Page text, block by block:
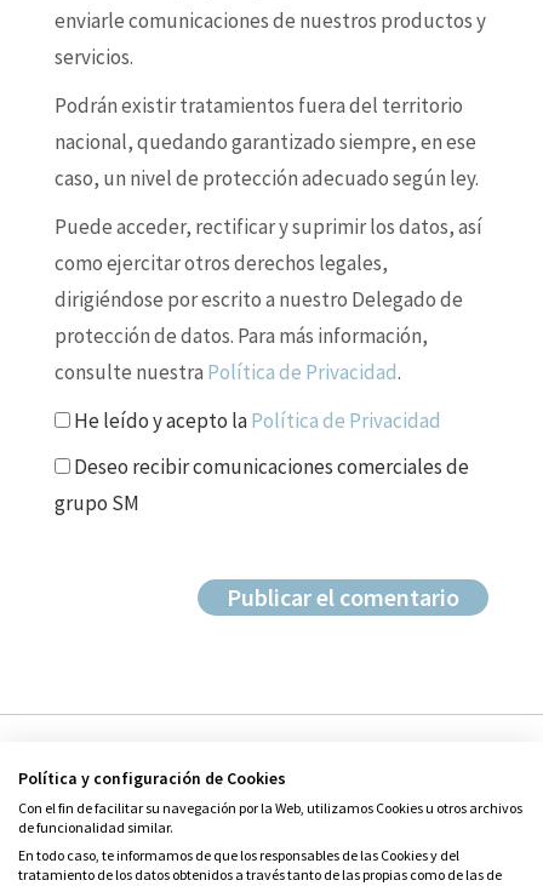
enviarle comunicaciones de nuestros productos y
servicios.
Podrán existir tratamientos fuera del territorio
nacional, quedando garantizado siempre, en ese
caso, un nivel de protección adecuado según ley.
Puede acceder, rectificar y suprimir los datos, así
como ejercitar otros derechos legales,
dirigiéndose por escrito a nuestro Delegado de
protección de datos. Para más información,
consulte nuestra Política de Privacidad.
He leído y acepto laPolítica de Privacidad
Deseo recibir comunicaciones comerciales de
grupo SM
© Grupo SM
Política y configuración de Cookies
Con el fin de facilitar su navegación por la Web, utilizamos Cookies u otros archivos
de funcionalidad similar.
En todo caso, te informamos de que los responsables de las Cookies y del
tratamiento de los datos obtenidos a través tanto de las propias como de las de